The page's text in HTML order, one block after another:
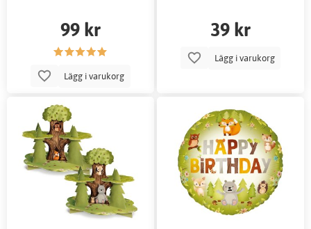
99 kr
Lägg i varukorg
39 kr
Lägg i varukorg